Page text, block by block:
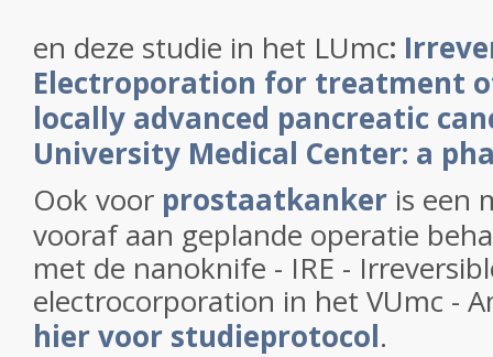
en deze studie in het LUmc:
Electroporation for treatment
locally advanced pancreatic
University Medical Center: a
Ook voor prostaatkanker is een
vooraf aan geplande operatie
met de nanoknife - IRE -
electrocorporation in het VUmc -
hier voor studieprotocol.